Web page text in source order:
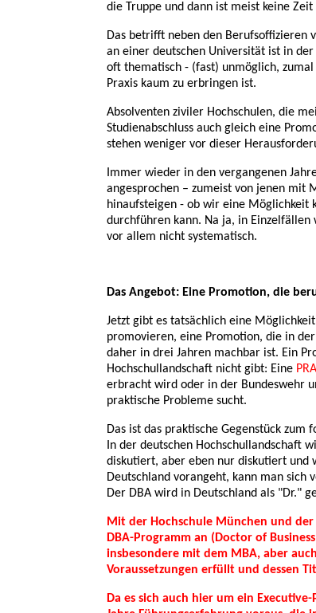
die Truppe und dann ist meist keine Zeit
Das betrifft neben den Berufsoffizieren
an einer deutschen Universität ist in
oft thematisch - (fast) unmöglich,
Praxis kaum zu erbringen ist.
Absolventen ziviler Hochschulen, die
Studienabschluss auch gleich eine
stehen weniger vor dieser
Immer wieder in den vergangenen
angesprochen – zumeist von jenen mit
hinaufsteigen - ob wir eine Möglichkeit
durchführen kann. Na ja, in
vor allem nicht systematisch.
Das Angebot: Eine Promotion, die
Jetzt gibt es tatsächlich eine
promovieren, eine Promotion, die in
daher in drei Jahren machbar ist. Ein
Hochschullandschaft nicht gibt: Eine
erbracht wird oder in der Bundeswehr
praktische Probleme sucht.
Das ist das praktische Gegenstück zum
In der deutschen Hochschullandschaft
diskutiert, aber eben nur diskutiert und
Deutschland vorangeht, kann man
Der DBA wird in Deutschland als "Dr."
Mit der Hochschule München und
DBA-Programm an (Doctor of
insbesondere mit dem MBA, aber
Voraussetzungen erfüllt und dessen
Da es sich auch hier um ein